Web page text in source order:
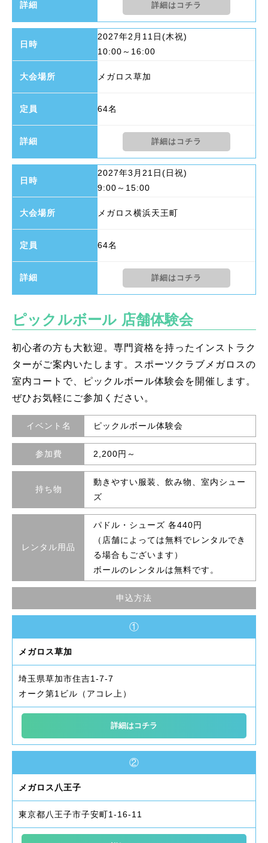
詳細はコチラ
2027年2月11日(木祝)
10:00～16:00
メガロス草加
64名
詳細はコチラ
2027年3月21日(日祝)
9:00～15:00
メガロス横浜天王町
64名
詳細はコチラ
ピックルボール 店舗体験会
初心者の方も大歓迎。専門資格を持ったインストラク
ターがご案内いたします。スポーツクラブメガロスの
室内コートで、ピックルボール体験会を開催します。
ぜひお気軽にご参加ください。
イベント名 ピックルボール体験会
参加費 2,200円～
持ち物
動きやすい服装、飲み物、室内シュー
ズ
レンタル用品
パドル・シューズ 各440円
（店舗によっては無料でレンタルでき
る場合もございます）
ボールのレンタルは無料です。
申込方法
①
メガロス草加
埼玉県草加市住吉1-7-7
オーク第1ビル（アコレ上）
詳細はコチラ
②
メガロス八王子
東京都八王子市子安町1-16-11